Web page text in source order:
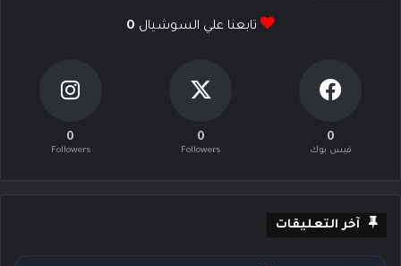
تابعنا علي السوشيال 0
0
فيس بوك
0
Followers
0
Followers
آخر التعليقات